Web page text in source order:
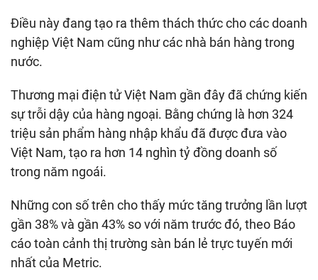
Điều này đang tạo ra thêm thách thức cho các doanh
nghiệp Việt Nam cũng như các nhà bán hàng trong
nước.
Thương mại điện tử Việt Nam gần đây đã chứng kiến
sự trỗi dậy của hàng ngoại. Bằng chứng là hơn 324
triệu sản phẩm hàng nhập khẩu đã được đưa vào
Việt Nam, tạo ra hơn 14 nghìn tỷ đồng doanh số
trong năm ngoái.
Những con số trên cho thấy mức tăng trưởng lần lượt
gần 38% và gần 43% so với năm trước đó, theo Báo
cáo toàn cảnh thị trường sàn bán lẻ trực tuyến mới
nhất của Metric.